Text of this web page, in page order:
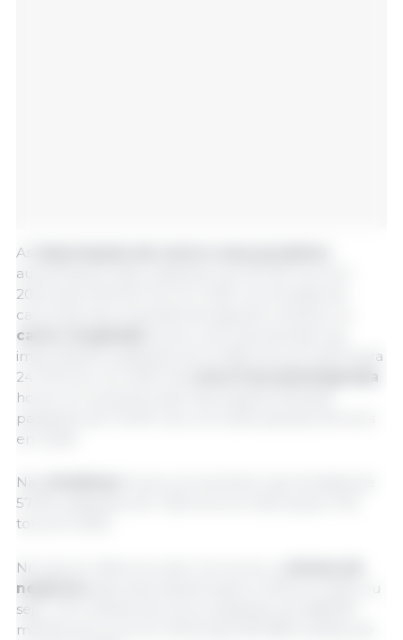
As
aumentaram 6,3%, passando de 100 187 tons em
2024 para 106 530 tons em 2025. As entradas de
carne são decompostas da seguinte maneira: na
carne congelada
importações, passando de 24 280 tons em 2024 para
24 276 tons. em 2025. Na
houve um aumento das importações de 8,4%
passando de 75 907 tons. em 2024 para 82 254 tons
em 2025.
Nas
57,5%, passando de 1 362 tons em 2024 para 2 145
tons em 2025.
No que se refere ao valor em euros, o
negócios
das importações baixou 0,3% em 2025, ou
seja, -1,54 milhões de euros, passando de 568,929
milhões de euros em 2024 para 567,389 milhões de